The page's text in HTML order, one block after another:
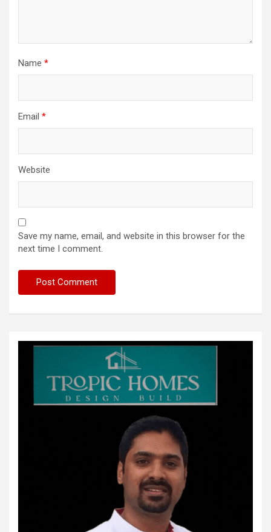
Name *
Email *
Website
Save my name, email, and website in this browser for the
next time I comment.